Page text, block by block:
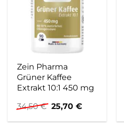
Zein Pharma
Grüner Kaffee
Extrakt 10:1 450 mg
34,50€ Ursprünglicher
Preis
war:
25,70€Aktueller
ist: